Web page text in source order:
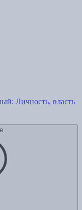
Личность, власть